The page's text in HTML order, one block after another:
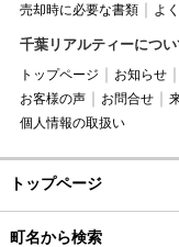
売却時に必要な書類
よ
千葉リアルティーについ
トップページ お知らせ
お客様の声
お問合せ
個人情報の取扱い
トップページ
町名から検索